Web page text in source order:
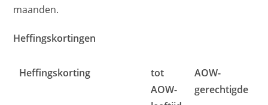
maanden.
Heffingskortingen
Heffingskorting
tot
AOW-
AOW-
gerechtigde